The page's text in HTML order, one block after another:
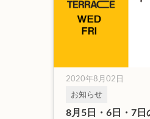
2020年8月02日
お知らせ
8月5日・6日・7日